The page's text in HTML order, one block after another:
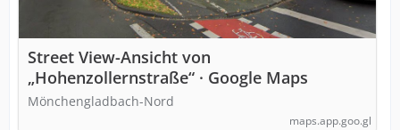
Street View-Ansicht von
„Hohenzollernstraße“ · Google Maps
Mönchengladbach-Nord
maps.app.goo.gl